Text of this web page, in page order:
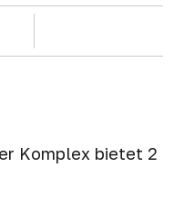
Komplex bietet 2